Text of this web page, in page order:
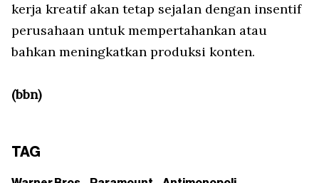
kerja kreatif akan tetap sejalan dengan insentif
perusahaan untuk mempertahankan atau
bahkan meningkatkan produksi konten.
(bbn)
TAG